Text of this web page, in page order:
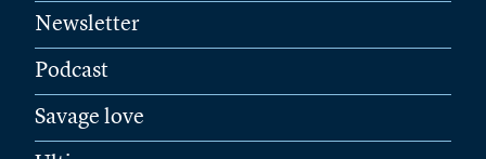
Newsletter
Podcast
Savage love